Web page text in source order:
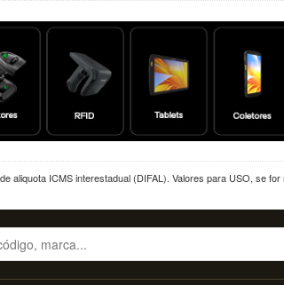
aliquota ICMS interestadual (DIFAL). Valores para USO, se